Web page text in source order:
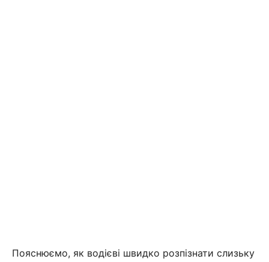
Пояснюємо, як водієві швидко розпізнати слизьку